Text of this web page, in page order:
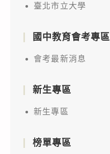
臺北市立大學
國中教育會考專區
會考最新消息
新生專區
新生專區
榜單專區